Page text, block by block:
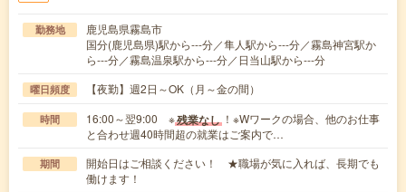
勤務地
鹿児島県霧島市
国分(鹿児島県)駅から---分／隼人駅から---分／霧島神宮駅か
ら---分／霧島温泉駅から---分／日当山駅から---分
曜日頻度 【夜勤】週2日～OK（月～金の間）
時間 16:00～翌9:00 ※残業なし ！※Wワークの場合、他のお仕事
と合わせ週40時間超の就業はご案内で…
期間
開始日はご相談ください！ ★職場が気に入れば、長期でも
働けます！